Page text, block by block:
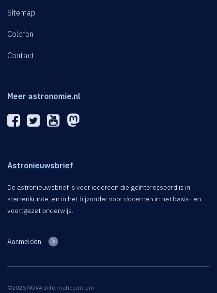
Sitemap
Colofon
Contact
Meer astronomie.nl
Astronieuwsbrief
De astronieuwsbrief is voor iedereen die geïnteresseerd is in
sterrenkunde, en in het bijzonder voor docenten in het basis- en
voortgezet onderwijs.
Aanmelden
©2026 NOVA Informatiecentrum